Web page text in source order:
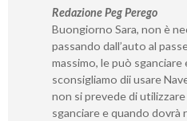
Redazione Peg Perego
Buongiorno Sara, non è
passando dall’auto al
massimo, le può sganciare
sconsigliamo dii usare
non si prevede di
sganciare e quando dovrà